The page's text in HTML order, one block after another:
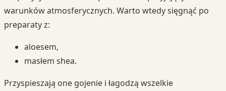
warunków atmosferycznych. Warto wtedy sięgnąć po
preparaty z:
aloesem,
masłem shea.
Przyspieszają one gojenie i łagodzą wszelkie